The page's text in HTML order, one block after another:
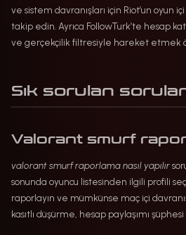
ve sistem davranışları için Riot’un
takip edin. Ayrıca FollowTurk’te hesap
ve gerçekçilik filtresiyle hareket etmek
Sık sorulan sorular
Valorant smurf
valorant smurf raporlama nasıl yapılır
sonunda oyuncu listesinden ilgili profili
raporlayın ve mümkünse maç içi
kasıtlı düşürme, hesap paylaşımı şüphesi